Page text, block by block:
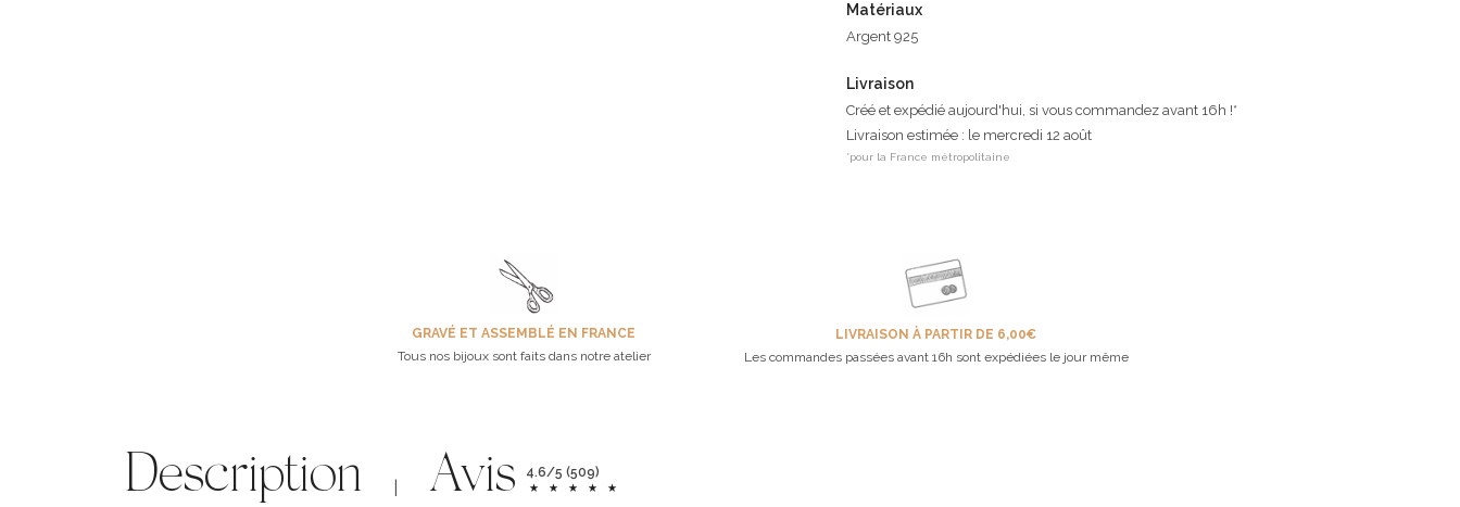
Matériaux
Argent 925
Livraison
Créé et expédié aujourd'hui, si vous commandez avant 16h !*
Livraison estimée : le mercredi 12 août
*pour la France métropolitaine
GRAVÉ ET ASSEMBLÉ EN FRANCE
Tous nos bijoux sont faits dans notre atelier
LIVRAISON À PARTIR DE 6,00€
Les commandes passées avant 16h sont expédiées le jour même
Description Avis 4.6/5 (509)